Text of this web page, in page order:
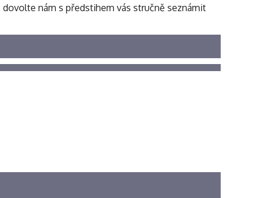
nám s předstihem vás stručně seznámit